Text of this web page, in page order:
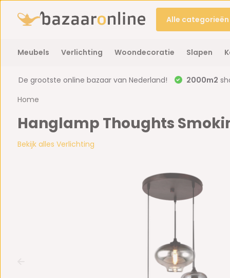
Alle categorieën
Meubels Verlichting Woondecoratie Slapen
De grootste online bazaar van Nederland! 2000m2
Home
Hanglamp Thoughts
Bekijk alles Verlichting